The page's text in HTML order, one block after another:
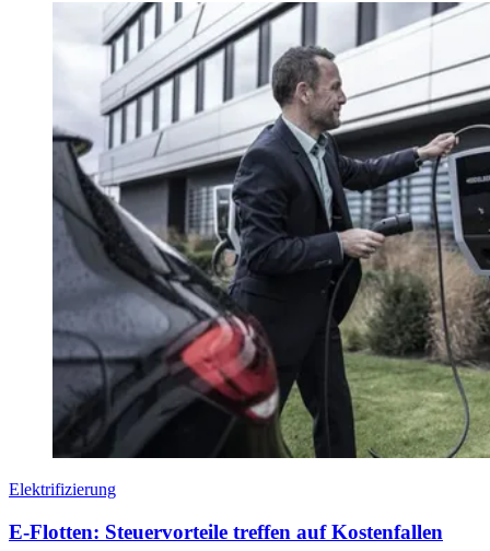
Elektrifizierung
E-Flotten: Steuervorteile treffen auf Kostenfallen